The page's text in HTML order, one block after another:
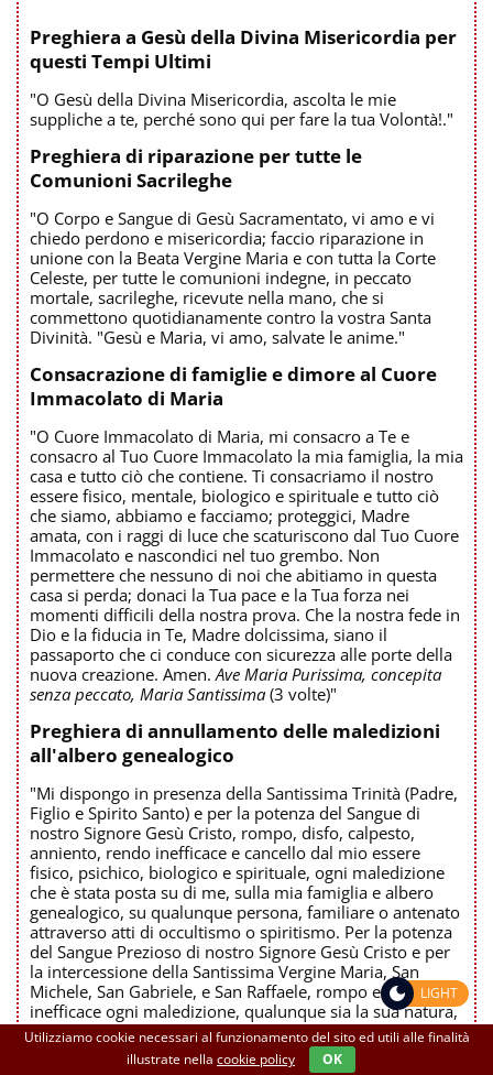
Preghiera a Gesù della Divina Misericordia per
questi Tempi Ultimi
"O Gesù della Divina Misericordia, ascolta le mie
suppliche a te, perché sono qui per fare la tua Volontà!."
Preghiera di riparazione per tutte le
Comunioni Sacrileghe
"O Corpo e Sangue di Gesù Sacramentato, vi amo e vi
chiedo perdono e misericordia; faccio riparazione in
unione con la Beata Vergine Maria e con tutta la Corte
Celeste, per tutte le comunioni indegne, in peccato
mortale, sacrileghe, ricevute nella mano, che si
commettono quotidianamente contro la vostra Santa
Divinità. "Gesù e Maria, vi amo, salvate le anime."
Consacrazione di famiglie e dimore al Cuore
Immacolato di Maria
"O Cuore Immacolato di Maria, mi consacro a Te e
consacro al Tuo Cuore Immacolato la mia famiglia, la mia
casa e tutto ciò che contiene. Ti consacriamo il nostro
essere fisico, mentale, biologico e spirituale e tutto ciò
che siamo, abbiamo e facciamo; proteggici, Madre
amata, con i raggi di luce che scaturiscono dal Tuo Cuore
Immacolato e nascondici nel tuo grembo. Non
permettere che nessuno di noi che abitiamo in questa
casa si perda; donaci la Tua pace e la Tua forza nei
momenti difficili della nostra prova. Che la nostra fede in
Dio e la fiducia in Te, Madre dolcissima, siano il
passaporto che ci conduce con sicurezza alle porte della
nuova creazione. Amen. Ave Maria Purissima, concepita
senza peccato, Maria Santissima (3 volte)"
Preghiera di annullamento delle maledizioni
all'albero genealogico
"Mi dispongo in presenza della Santissima Trinità (Padre,
Figlio e Spirito Santo) e per la potenza del Sangue di
nostro Signore Gesù Cristo, rompo, disfo, calpesto,
anniento, rendo inefficace e cancello dal mio essere
fisico, psichico, biologico e spirituale, ogni maledizione
che è stata posta su di me, sulla mia famiglia e albero
genealogico, su qualunque persona, familiare o antenato
attraverso atti di occultismo o spiritismo. Per la potenza
del Sangue Prezioso di nostro Signore Gesù Cristo e per
la intercessione della Santissima Vergine Maria, San
Michele, San Gabriele, e San Raffaele, rompo e rendo
inefficace ogni maledizione, qualunque sia la sua natura,
nel Nome di nostro Signore Gesù Cristo. Amen(Ripetere 3
volte la preghiera)
Utilizziamo cookie necessari al funzionamento del sito ed utili alle finalità
illustrate nella cookie policy OK
LIGHT